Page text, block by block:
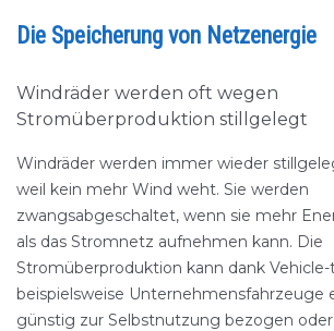
Die Speicherung von Netzenergie
Windräder werden oft wegen
Stromüberproduktion stillgelegt
Windräder werden immer wieder
weil kein mehr Wind weht. Sie werden
zwangsabgeschaltet, wenn sie mehr
als das Stromnetz aufnehmen kann. Die
Stromüberproduktion kann dank Vehicle-
beispielsweise Unternehmensfahrzeuge
günstig zur Selbstnutzung bezogen